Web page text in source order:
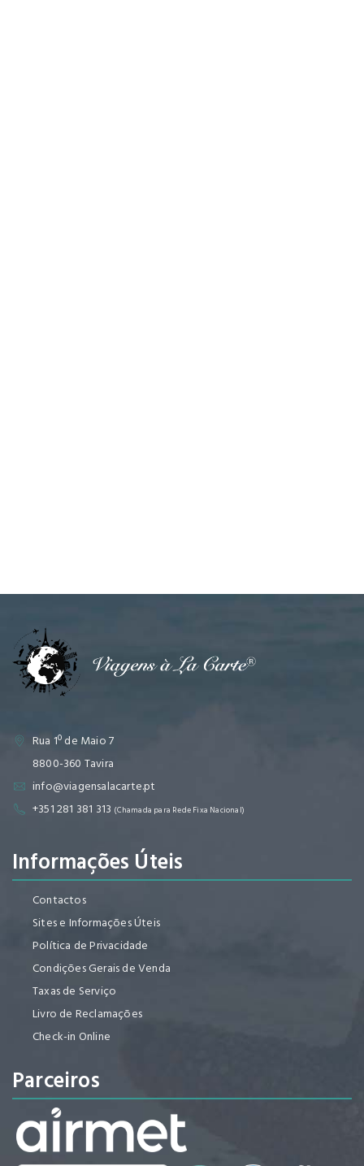
Rua 1º de Maio 7
8800-360 Tavira
info@viagensalacarte.pt
+351 281 381 313 (Chamada para Rede Fixa Nacional)
Informações Úteis
Contactos
Sites e Informações Úteis
Política de Privacidade
Condições Gerais de Venda
Taxas de Serviço
Livro de Reclamações
Check-in Online
Parceiros